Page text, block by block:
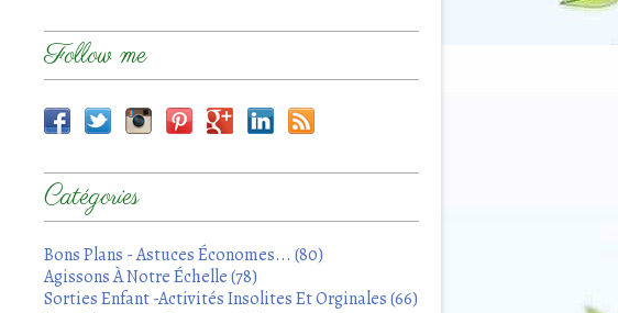
Follow me
Catégories
Bons Plans - Astuces Économes... (80)
Agissons À Notre Échelle (78)
Sorties Enfant -Activités Insolites Et Orginales (66)